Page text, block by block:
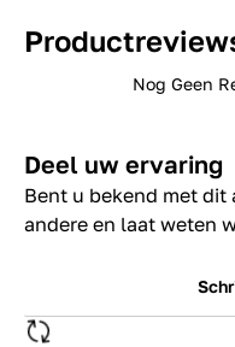
Nog Geen
Deel uw ervaring
Bent u bekend met dit
andere en laat weten